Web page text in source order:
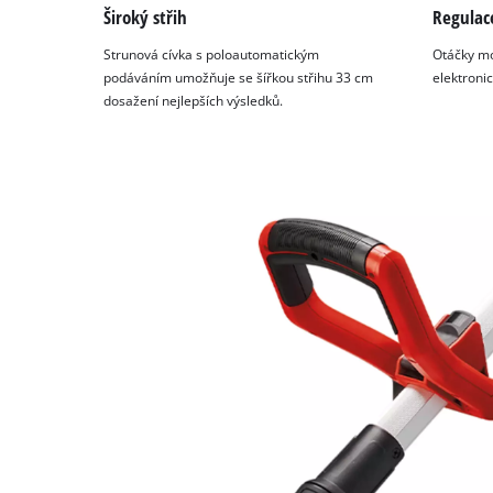
of
technologies
used.
Powered
Široký střih
Strunová cívka s poloautomatickým
podáváním umožňuje se šířkou střihu 33 cm
dosažení nejlepších výsledků.
Otáčky